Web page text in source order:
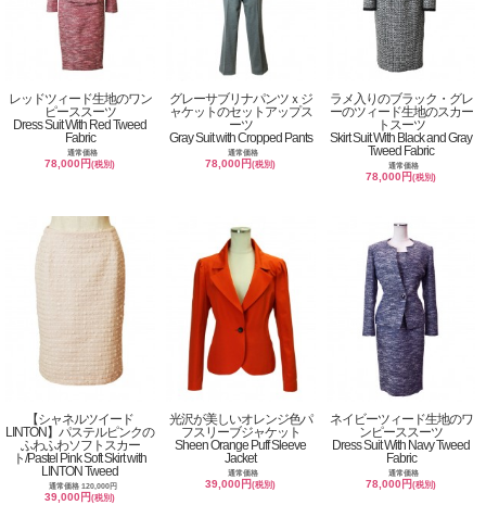
レッドツィード生地のワン
ピーススーツ
Dress Suit With Red Tweed
Fabric
通常価格
78,000円(税別)
グレーサブリナパンツｘジ
ャケットのセットアップス
ーツ
Gray Suit with Cropped Pants
通常価格
78,000円(税別)
ラメ入りのブラック・グレ
ーのツィード生地のスカー
トスーツ
Skirt Suit With Black and Gray
Tweed Fabric
通常価格
78,000円(税別)
【シャネルツイード
LINTON】パステルピンクの
ふわふわソフトスカー
ト/Pastel Pink Soft Skirt with
LINTON Tweed
通常価格 120,000円
39,000円(税別)
光沢が美しいオレンジ色パ
フスリーブジャケット
Sheen Orange Puff Sleeve
Jacket
通常価格
39,000円(税別)
ネイビーツィード生地のワ
ンピーススーツ
Dress Suit With Navy Tweed
Fabric
通常価格
78,000円(税別)